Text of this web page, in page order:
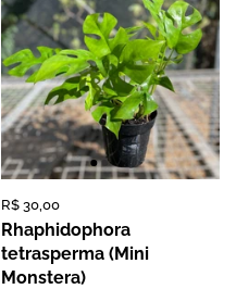
Preço:
R$ 30,00
Rhaphidophora
tetrasperma (Mini
Monstera)